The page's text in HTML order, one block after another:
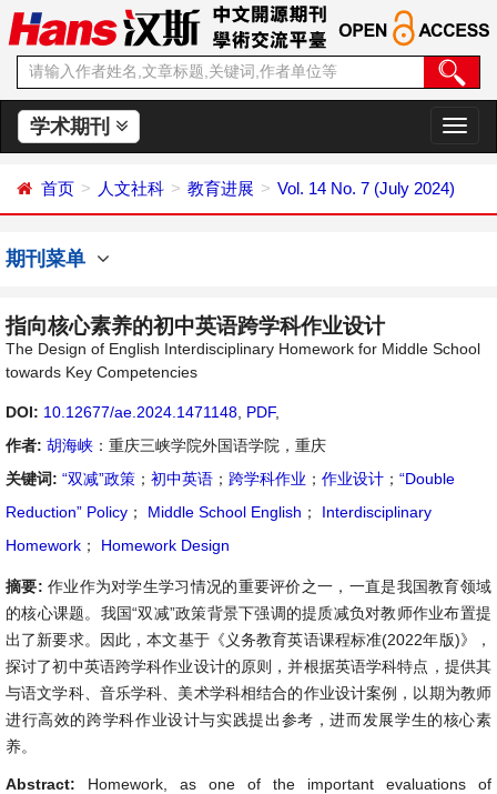
学术期刊
切
换
首页 人文社科 教育进展 Vol. 14 No. 7 (July 2024)
期刊菜单
指向核心素养的初中英语跨学科作业设计
The Design of English Interdisciplinary Homework for Middle School
towards Key Competencies
DOI: 10.12677/ae.2024.1471148 PDF,
作者: 胡海峡 ：重庆三峡学院外国语学院，重庆
关键词: “双减”政策 ； 初中英语 ； 跨学科作业 ； 作业设计 ； “Double
Reduction” Policy ； Middle School English ；
Interdisciplinary
Homework ； Homework Design
摘要: 作业作为对学生学习情况的重要评价之一，一直是我国教育领域
的核心课题。我国“双减”政策背景下强调的提质减负对教师作业布置提
出了新要求。因此，本文基于《义务教育英语课程标准(2022年版)》，
探讨了初中英语跨学科作业设计的原则，并根据英语学科特点，提供其
与语文学科、音乐学科、美术学科相结合的作业设计案例，以期为教师
进行高效的跨学科作业设计与实践提出参考，进而发展学生的核心素
养。
Abstract: Homework, as one of the important evaluations of